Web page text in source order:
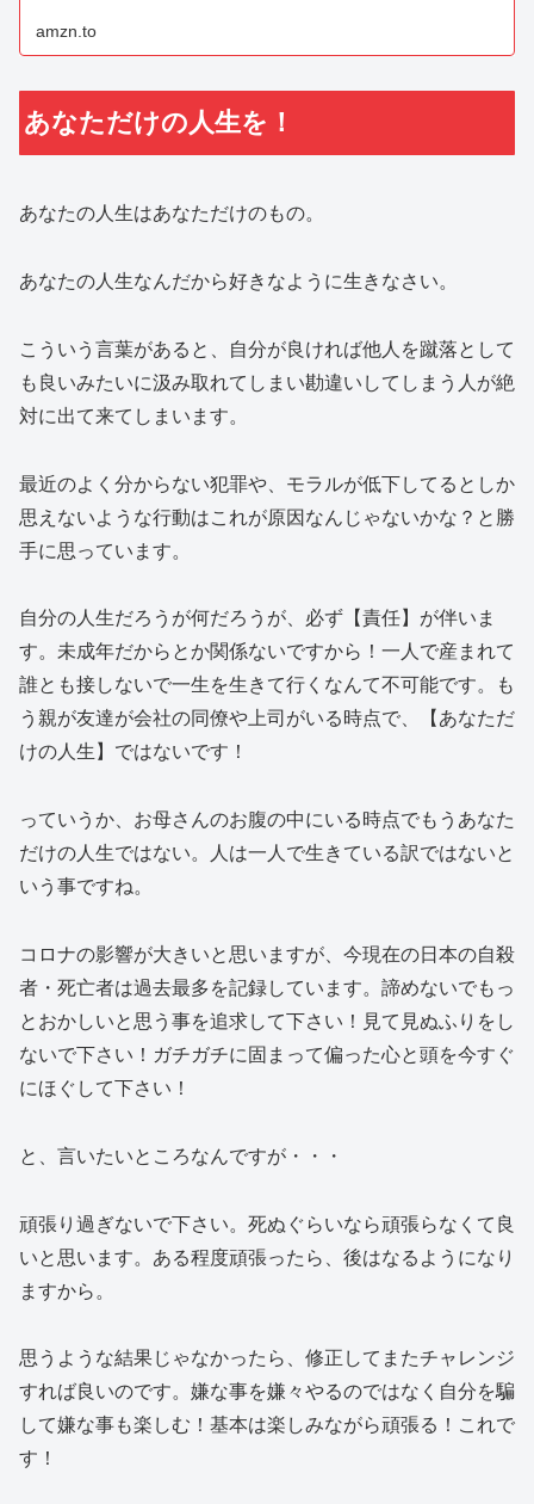
amzn.to
あなただけの人生を！
あなたの人生はあなただけのもの。
あなたの人生なんだから好きなように生きなさい。
こういう言葉があると、自分が良ければ他人を蹴落として
も良いみたいに汲み取れてしまい勘違いしてしまう人が絶
対に出て来てしまいます。
最近のよく分からない犯罪や、モラルが低下してるとしか
思えないような行動はこれが原因なんじゃないかな？と勝
手に思っています。
自分の人生だろうが何だろうが、必ず【責任】が伴いま
す。未成年だからとか関係ないですから！一人で産まれて
誰とも接しないで一生を生きて行くなんて不可能です。も
う親が友達が会社の同僚や上司がいる時点で、【あなただ
けの人生】ではないです！
っていうか、お母さんのお腹の中にいる時点でもうあなた
だけの人生ではない。人は一人で生きている訳ではないと
いう事ですね。
コロナの影響が大きいと思いますが、今現在の日本の自殺
者・死亡者は過去最多を記録しています。諦めないでもっ
とおかしいと思う事を追求して下さい！見て見ぬふりをし
ないで下さい！ガチガチに固まって偏った心と頭を今すぐ
にほぐして下さい！
と、言いたいところなんですが・・・
頑張り過ぎないで下さい。死ぬぐらいなら頑張らなくて良
いと思います。ある程度頑張ったら、後はなるようになり
ますから。
思うような結果じゃなかったら、修正してまたチャレンジ
すれば良いのです。嫌な事を嫌々やるのではなく自分を騙
して嫌な事も楽しむ！基本は楽しみながら頑張る！これで
す！